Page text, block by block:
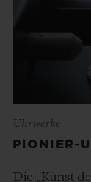
Uhrwerke
PIONIER-
Die „Kunst